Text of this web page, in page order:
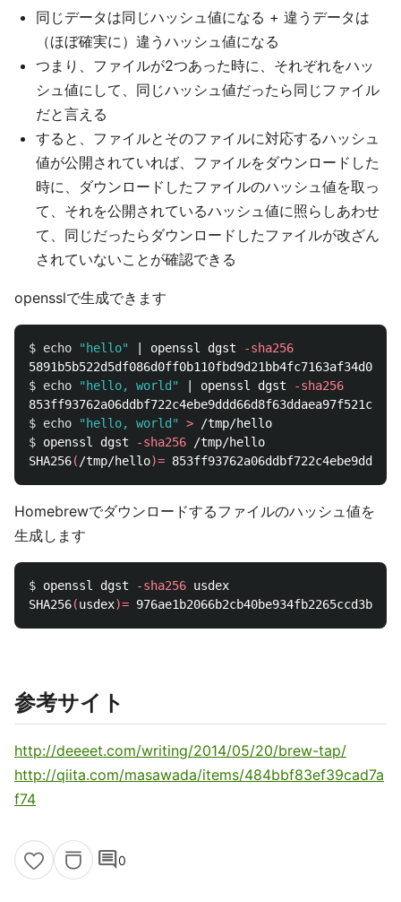
同じデータは同じハッシュ値になる + 違うデータは
（ほぼ確実に）違うハッシュ値になる
つまり、ファイルが2つあった時に、それぞれをハッ
シュ値にして、同じハッシュ値だったら同じファイル
だと言える
すると、ファイルとそのファイルに対応するハッシュ
値が公開されていれば、ファイルをダウンロードした
時に、ダウンロードしたファイルのハッシュ値を取っ
て、それを公開されているハッシュ値に照らしあわせ
て、同じだったらダウンロードしたファイルが改ざん
されていないことが確認できる
opensslで生成できます
$ echo "hello" | openssl dgst -sha256
$ echo "hello, world" | openssl dgst -sha256
$ echo "hello, world" >
$ openssl dgst -sha256 /tmp/hello
SHA256( /tmp/hello)=
Homebrewでダウンロードするファイルのハッシュ値を
生成します
$ openssl dgst -sha256 usdex
SHA256(usdex)=
参考サイト
http://deeeet.com/writing/2014/05/20/brew-tap/
http://qiita.com/masawada/items/484bbf83ef39cad7a
f74
comment0